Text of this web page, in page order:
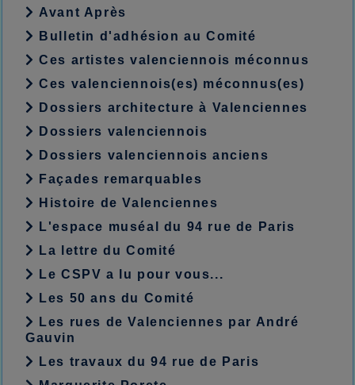
Avant Après
Bulletin d'adhésion au Comité
Ces artistes valenciennois méconnus
Ces valenciennois(es) méconnus(es)
Dossiers architecture à Valenciennes
Dossiers valenciennois
Dossiers valenciennois anciens
Façades remarquables
Histoire de Valenciennes
L'espace muséal du 94 rue de Paris
La lettre du Comité
Le CSPV a lu pour vous...
Les 50 ans du Comité
Les rues de Valenciennes par André
Gauvin
Les travaux du 94 rue de Paris